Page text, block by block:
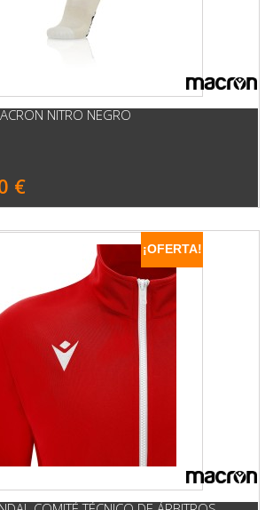
NITRO NEGRO
€
¡OFERTA!